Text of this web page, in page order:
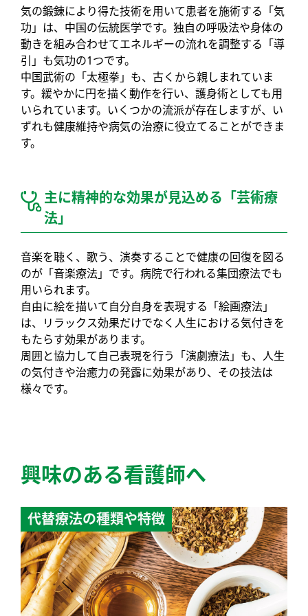
気の鍛錬により得た技術を用いて患者を施術する「気
功」は、中国の伝統医学です。独自の呼吸法や身体の
動きを組み合わせてエネルギーの流れを調整する「導
引」も気功の1つです。
中国武術の「太極拳」も、古くから親しまれていま
す。緩やかに円を描く動作を行い、護身術としても用
いられています。いくつかの流派が存在しますが、い
ずれも健康維持や病気の治療に役立てることができま
す。
主に精神的な効果が見込める「芸術療
法」
音楽を聴く、歌う、演奏することで健康の回復を図る
のが「音楽療法」です。病院で行われる集団療法でも
用いられます。
自由に絵を描いて自分自身を表現する「絵画療法」
は、リラックス効果だけでなく人生における気付きを
もたらす効果があります。
周囲と協力して自己表現を行う「演劇療法」も、人生
の気付きや治癒力の発露に効果があり、その技法は
様々です。
興味のある看護師へ
代替療法の種類や特徴